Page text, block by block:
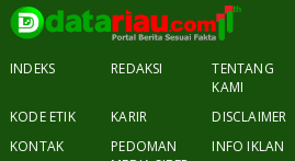
INDEKS REDAKSI
TENTANG
KAMI
KODE ETIK
KARIR
DISCLAIMER
KONTAK
PEDOMAN
INFO IKLAN